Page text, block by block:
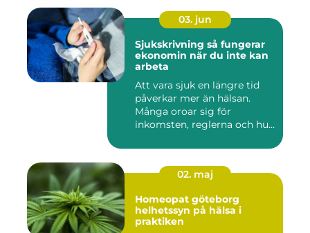
03. jun
Sjukskrivning så fungerar
ekonomin när du inte kan
arbeta
Att vara sjuk en längre tid
påverkar mer än hälsan.
Många oroar sig för
inkomsten, reglerna och hur
02. maj
Homeopat göteborg
helhetssyn på hälsa i
praktiken